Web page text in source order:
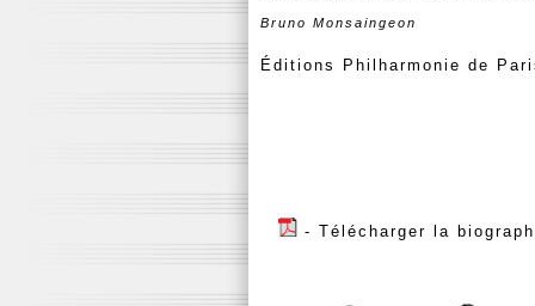
Bruno Monsaingeon
Éditions Philharmonie de
- Télécharger la